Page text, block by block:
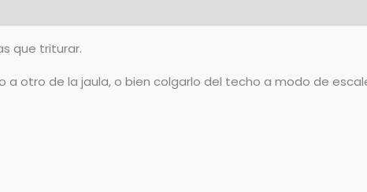
que triturar.
otro de la jaula, o bien colgarlo del techo a modo de